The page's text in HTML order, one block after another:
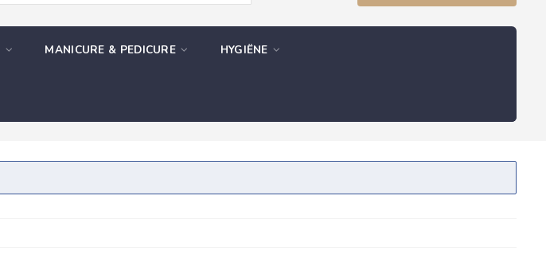
MANICURE & PEDICURE HYGIËNE